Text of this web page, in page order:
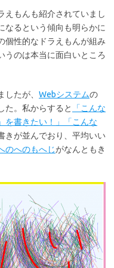
えもんも紹介されていまし
なるという傾向も明らかに
個性的なドラえもんが組み
うのは本当に面白いところ
たが、 Webシステムの
た。私からすると
「こんな
を書きたい！」
「こんな
きが並んでおり、平均いい
のへのもへじがなんともき